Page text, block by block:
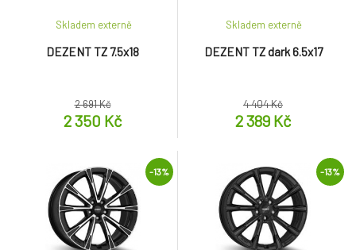
DEZENT TZ 7.5x18
Skladem externě
2 691 Kč
2 350 Kč
DEZENT TZ dark 6.5x17
Skladem externě
4 404 Kč
2 389 Kč
-13% -13%